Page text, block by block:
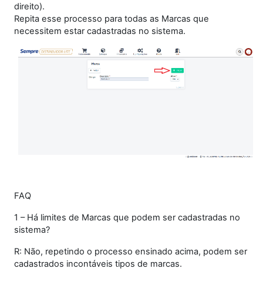
direito).
Repita esse processo para todas as Marcas que
necessitem estar cadastradas no sistema.
FAQ
1 – Há limites de Marcas que podem ser cadastradas no
sistema?
R: Não, repetindo o processo ensinado acima, podem ser
cadastrados incontáveis tipos de marcas.